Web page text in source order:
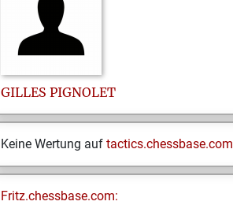
GILLES PIGNOLET
Keine Wertung auf tactics.chessbase.com
Fritz.chessbase.com: